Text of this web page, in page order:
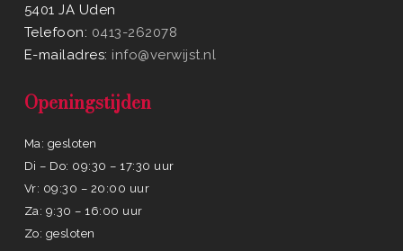
5401 JA Uden
Telefoon: 0413-262078
E-mailadres: info@verwijst.nl
Openingstijden
Ma: gesloten
Di – Do: 09:30 – 17:30 uur
Vr: 09:30 – 20:00 uur
Za: 9:30 – 16:00 uur
Zo: gesloten